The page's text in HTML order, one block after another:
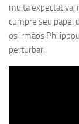
muita expectativa,
cumpre seu papel
os irmãos
perturbar.